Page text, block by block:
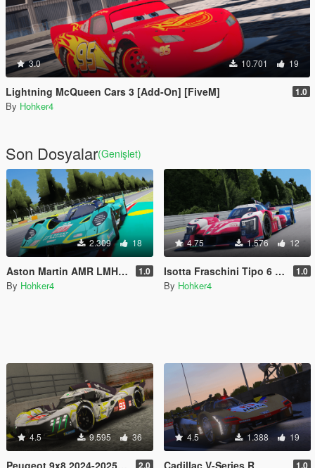
3.0 10.701 19
Lightning McQueen Cars 3 [Add-On] [FiveM] 1.0
By Hohker4
Son Dosyalar(Genişlet)
2.309 18
Aston Martin AMR LMH WEC 2025 [Add-On] [FiveM] 1.0
By Hohker4
4.75 1.576 12
Isotta Fraschini Tipo 6 LMH [Add-On] [FiveM] 1.0
By Hohker4
4.5 9.595 36
Peugeot 9x8 2024-2025 [Add-On] [FiveM] 2.0
4.5 1.388 19
Cadillac V-Series R 1.0